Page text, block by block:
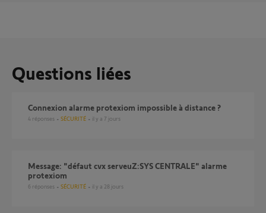
Questions liées
Connexion alarme protexiom impossible à distance ?
4 réponses SÉCURITÉ il y a 7 jours
Message: "défaut cvx serveuZ:SYS CENTRALE" alarme
protexiom
6 réponses SÉCURITÉ il y a 28 jours